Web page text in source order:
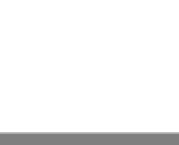
イトです。